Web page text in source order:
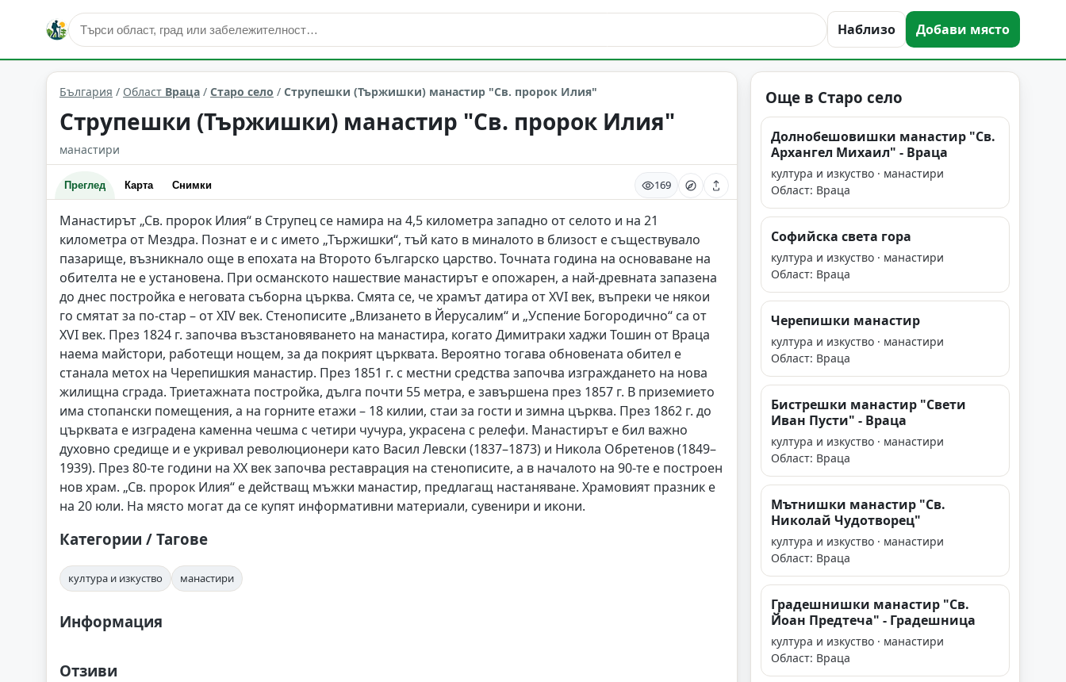
Наблизо Добави място
култура и изкуство Старо село Област: Враца
България / Област Враца / Старо село / Струпешки (Тържишки) манастир "Св. пророк Илия"
Струпешки (Тържишки) манастир "Св. пророк Илия"
манастири
Преглед Карта Снимки 169
Манастирът „Св. пророк Илия“ в Струпец се намира на 4,5 километра западно от селото и на 21
километра от Мездра. Познат е и с името „Тържишки“, тъй като в миналото в близост е съществувало
пазарище, възникнало още в епохата на Второто българско царство. Точната година на основаване на
обителта не е установена. При османското нашествие манастирът е опожарен, а най-древната запазена
до днес постройка е неговата съборна църква. Смята се, че храмът датира от XVI век, въпреки че някои
го смятат за по-стар – от XIV век. Стенописите „Влизането в Йерусалим“ и „Успение Богородично“ са от
XVI век. През 1824 г. започва възстановяването на манастира, когато Димитраки хаджи Тошин от Враца
наема майстори, работещи нощем, за да покрият църквата. Вероятно тогава обновената обител е
станала метох на Черепишкия манастир. През 1851 г. с местни средства започва изграждането на нова
жилищна сграда. Триетажната постройка, дълга почти 55 метра, е завършена през 1857 г. В приземието
има стопански помещения, а на горните етажи – 18 килии, стаи за гости и зимна църква. През 1862 г. до
църквата е изградена каменна чешма с четири чучура, украсена с релефи. Манастирът е бил важно
духовно средище и е укривал революционери като Васил Левски (1837–1873) и Никола Обретенов (1849–
1939). През 80-те години на XX век започва реставрация на стенописите, а в началото на 90-те е построен
нов храм. „Св. пророк Илия“ е действащ мъжки манастир, предлагащ настаняване. Храмовият празник е
на 20 юли. На място могат да се купят информативни материали, сувенири и икони.
Категории / Тагове
култура и изкуство манастири
Информация
Отзиви
Още в Старо село
Долнобешовишки манастир "Св.
Архангел Михаил" - Враца
култура и изкуство · манастири
Област: Враца
Софийска света гора
култура и изкуство · манастири
Област: Враца
Черепишки манастир
култура и изкуство · манастири
Област: Враца
Бистрешки манастир "Свети
Иван Пусти" - Враца
култура и изкуство · манастири
Област: Враца
Мътнишки манастир "Св.
Николай Чудотворец"
култура и изкуство · манастири
Област: Враца
Градешнишки манастир "Св.
Йоан Предтеча" - Градешница
култура и изкуство · манастири
Област: Враца